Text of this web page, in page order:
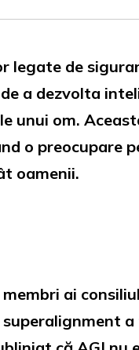
legate de
a dezvolta
unui om.
o preocupare
oamenii.
ai